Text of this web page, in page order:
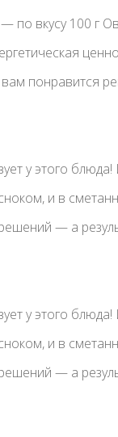
по вкусу 100 г
понравится
у этого
и в
— а
у этого
и в
— а